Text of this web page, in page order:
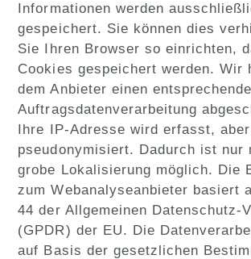
Informationen werden
gespeichert. Sie können dies
Sie Ihren Browser so einrichten,
Cookies gespeichert werden. Wir
dem Anbieter einen
Auftragsdatenverarbeitung
Ihre IP-Adresse wird erfasst, aber
pseudonymisiert. Dadurch ist nur
grobe Lokalisierung möglich. Die
zum Webanalyseanbieter basiert
44 der Allgemeinen Datenschutz-
(GPDR) der EU. Die
auf Basis der gesetzlichen